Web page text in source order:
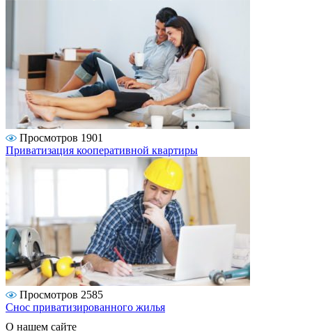
Просмотров 1901
Приватизация кооперативной квартиры
Просмотров 2585
Снос приватизированного жилья
О нашем сайте